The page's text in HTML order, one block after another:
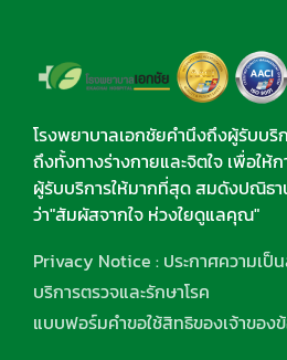
โรงพยาบาลเอกชัยคำนึงถึงผู้รับบริ
ถึงทั้งทางร่างกายและจิตใจ เพื่อให้
ผู้รับบริการให้มากที่สุด สมดังปณิธ
ว่า"สัมผัสจากใจ ห่วงใยดูแลคุณ"
Privacy Notice : ประกาศความเป็
บริการตรวจและรักษาโรค
แบบฟอร์มคำขอใช้สิทธิของเจ้าขอ